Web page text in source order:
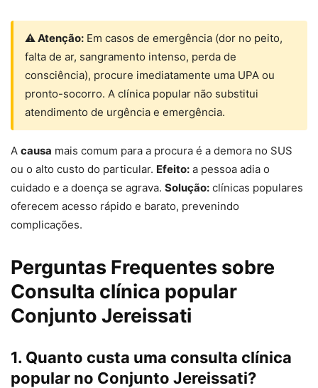
⚠ Atenção: Em casos de emergência (dor no peito,
falta de ar, sangramento intenso, perda de
consciência), procure imediatamente uma UPA ou
pronto-socorro. A clínica popular não substitui
atendimento de urgência e emergência.
A causa mais comum para a procura é a demora no SUS
ou o alto custo do particular. Efeito: a pessoa adia o
cuidado e a doença se agrava. Solução: clínicas populares
oferecem acesso rápido e barato, prevenindo
complicações.
Perguntas Frequentes sobre
Consulta clínica popular
Conjunto Jereissati
1. Quanto custa uma consulta clínica
popular no Conjunto Jereissati?